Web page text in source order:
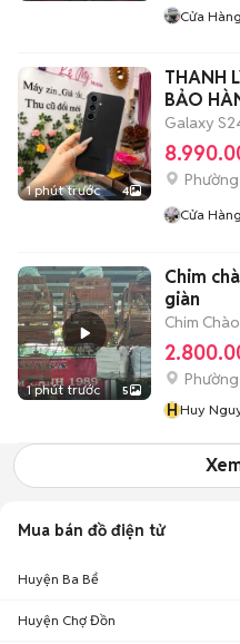
Cửa
1 phút trước 4
THANH
BẢO
Galaxy
Cửa
1 phút trước 5
Chim
giàn
Chim
Phường
HHuy
Mua bán đồ điện tử
Huyện Ba Bể
Huyện Chợ Đồn